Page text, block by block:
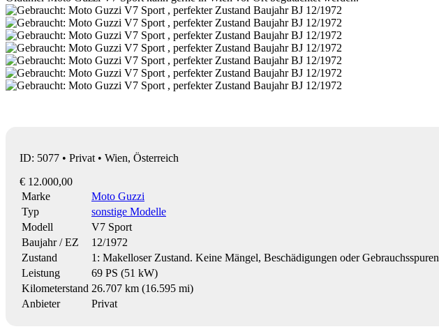
ID: 5077 • Privat • Wien, Österreich
€ 12.000,00
Marke
Moto Guzzi
Typ
sonstige Modelle
Modell
V7 Sport
Baujahr / EZ
12/1972
Zustand
1: Makelloser Zustand. Keine Mängel, Beschädigungen oder Gebrauchsspuren
Leistung
69 PS (51 kW)
Kilometerstand 26.707 km (16.595 mi)
Anbieter
Privat